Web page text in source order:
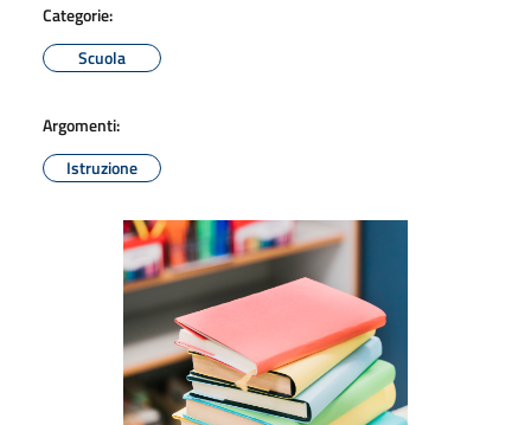
Categorie:
Scuola
Argomenti:
Istruzione